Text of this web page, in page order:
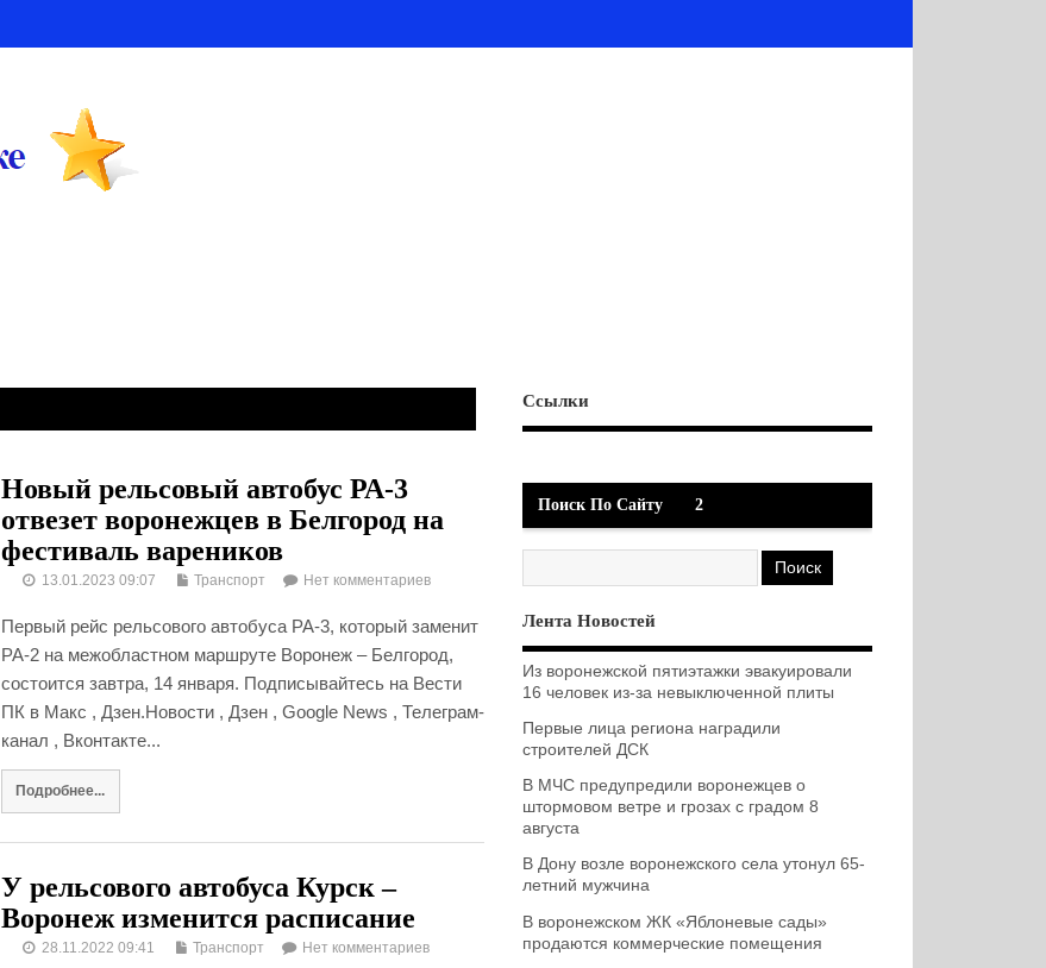
Новый рельсовый автобус РА-3
отвезет воронежцев в Белгород на
фестиваль вареников
13.01.2023 09:07 Транспорт Нет комментариев
Первый рейс рельсового автобуса РА-3, который заменит
РА-2 на межобластном маршруте Воронеж – Белгород,
состоится завтра, 14 января. Подписывайтесь на Вести
ПК в Макс , Дзен.Новости , Дзен , Google News , Телеграм-
канал , Вконтакте...
Подробнее...
У рельсового автобуса Курск –
Воронеж изменится расписание
28.11.2022 09:41 Транспорт Нет комментариев
Ссылки
Поиск По Сайту 2
Лента Новостей
Из воронежской пятиэтажки эвакуировали
16 человек из-за невыключенной плиты
Первые лица региона наградили
строителей ДСК
В МЧС предупредили воронежцев о
штормовом ветре и грозах с градом 8
августа
В Дону возле воронежского села утонул 65-
летний мужчина
В воронежском ЖК «Яблоневые сады»
продаются коммерческие помещения